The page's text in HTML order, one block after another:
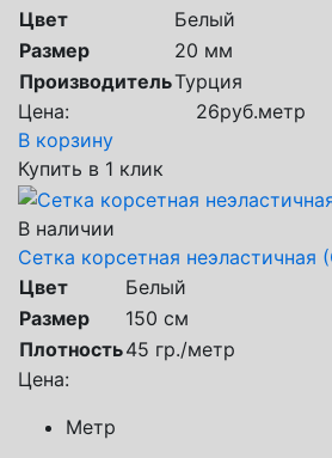
Цвет
Белый
Размер
20 мм
ПроизводительТурция
Цена:
26руб.метр
В корзину
Купить в 1 клик
В наличии
Сетка корсетная неэластичная
Цвет
Белый
Размер
150 см
Плотность45 гр./метр
Цена:
Метр